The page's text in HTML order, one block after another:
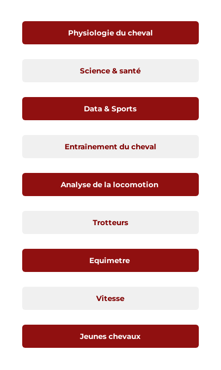
Physiologie du cheval
Science & santé
Data & Sports
Entraînement du cheval
Analyse de la locomotion
Trotteurs
Equimetre
Vitesse
Jeunes chevaux